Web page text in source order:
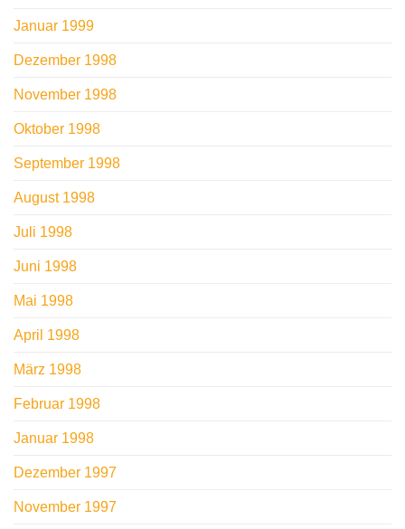
Januar 1999
Dezember 1998
November 1998
Oktober 1998
September 1998
August 1998
Juli 1998
Juni 1998
Mai 1998
April 1998
März 1998
Februar 1998
Januar 1998
Dezember 1997
November 1997